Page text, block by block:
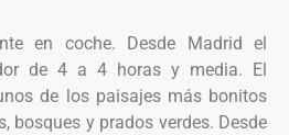
en coche. Desde Madrid el
de 4 a 4 horas y media. El
de los paisajes más bonitos
bosques y prados verdes. Desde